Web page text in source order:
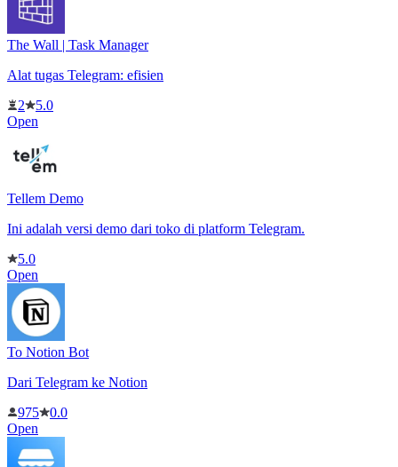
The Wall | Task Manager
Alat tugas Telegram: efisien
2
5.0
Open
Tellem Demo
Ini adalah versi demo dari toko di platform Telegram.
5.0
Open
To Notion Bot
Dari Telegram ke Notion
975
0.0
Open